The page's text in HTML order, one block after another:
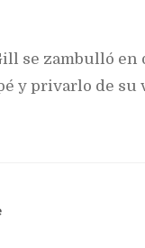
se zambulló en
y privarlo de su